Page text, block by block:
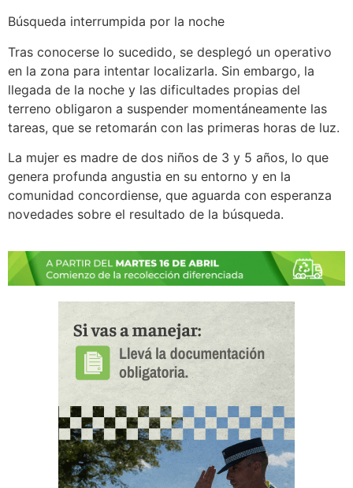
Búsqueda interrumpida por la noche
Tras conocerse lo sucedido, se desplegó un operativo
en la zona para intentar localizarla. Sin embargo, la
llegada de la noche y las dificultades propias del
terreno obligaron a suspender momentáneamente las
tareas, que se retomarán con las primeras horas de luz.
La mujer es madre de dos niños de 3 y 5 años, lo que
genera profunda angustia en su entorno y en la
comunidad concordiense, que aguarda con esperanza
novedades sobre el resultado de la búsqueda.